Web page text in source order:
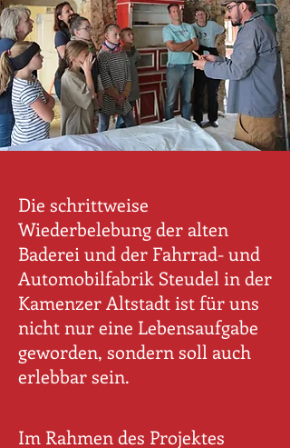
Die schrittweise
Wiederbelebung der alten
Baderei und der Fahrrad- und
Automobilfabrik Steudel in der
Kamenzer Altstadt ist für uns
nicht nur eine Lebensaufgabe
geworden, sondern soll auch
erlebbar sein.
Im Rahmen des Projektes